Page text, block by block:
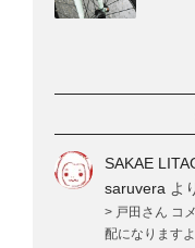
SAKAE
saruvera よ
> 戸田さん コ
配になります